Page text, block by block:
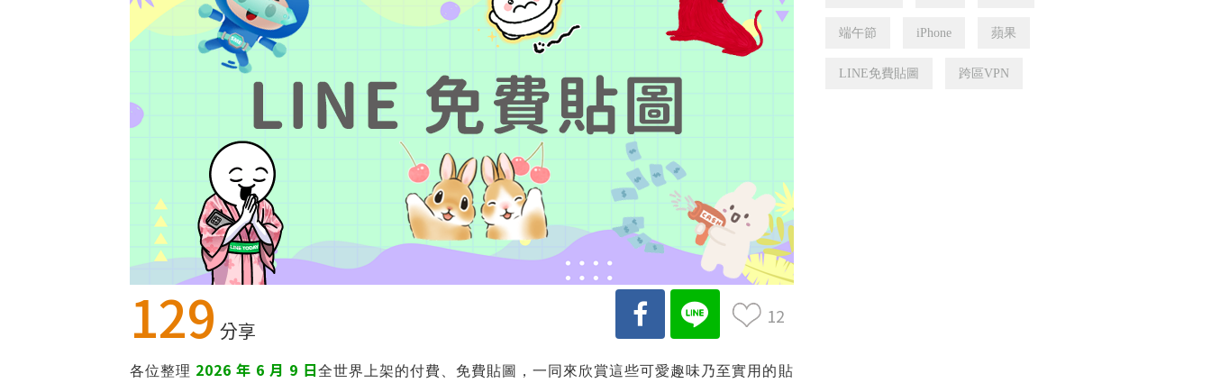
端午節 iPhone 蘋果
LINE免費貼圖 跨區VPN
129 分享
12
各位整理 2026 年 6 月 9 日全世界上架的付費、免費貼圖，一同來欣賞這些可愛趣味乃至實用的貼